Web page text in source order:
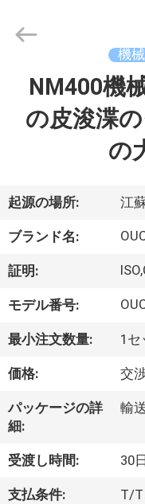
品
ビ
デ
オ
VR
シ
ョ
ー
2020
INTERNATIONAL
機
NM400機
の皮浚渫
の
起源の場所: 江
ブランド名:
証明:
モデル番号:
最小注文数量: 1セ
価格: 交
パッケージの詳
細:
輸
受渡し時間: 30日
支払条件: T/T